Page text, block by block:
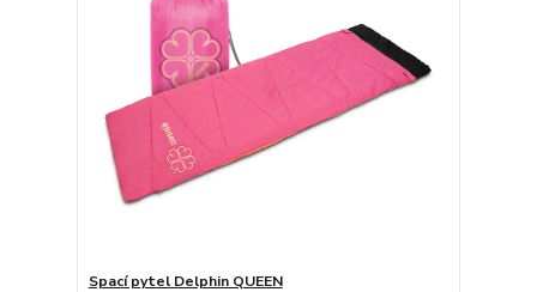
Spací pytel Delphin QUEEN